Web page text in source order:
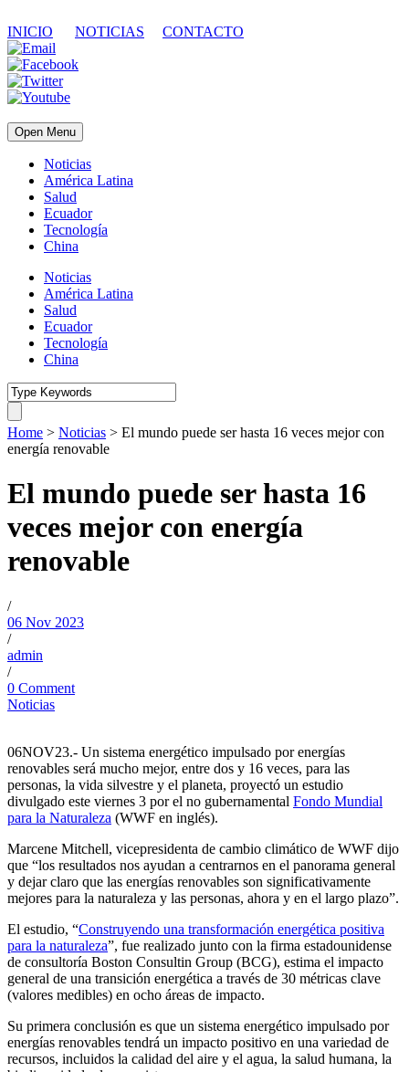
INICIO NOTICIAS CONTACTO
Open Menu
Noticias
América Latina
Salud
Ecuador
Tecnología
China
Noticias
América Latina
Salud
Ecuador
Tecnología
China
Home > Noticias > El mundo puede ser hasta 16 veces mejor con
energía renovable
El mundo puede ser hasta 16
veces mejor con energía
renovable
/
06 Nov 2023
/
admin
/
0 Comment
Noticias
06NOV23.- Un sistema energético impulsado por energías
renovables será mucho mejor, entre dos y 16 veces, para las
personas, la vida silvestre y el planeta, proyectó un estudio
divulgado este viernes 3 por el no gubernamental Fondo Mundial
para la Naturaleza (WWF en inglés).
Marcene Mitchell, vicepresidenta de cambio climático de WWF dijo
que “los resultados nos ayudan a centrarnos en el panorama general
y dejar claro que las energías renovables son significativamente
mejores para la naturaleza y las personas, ahora y en el largo plazo”.
El estudio, “Construyendo una transformación energética positiva
para la naturaleza”, fue realizado junto con la firma estadounidense
de consultoría Boston Consultin Group (BCG), estima el impacto
general de una transición energética a través de 30 métricas clave
(valores medibles) en ocho áreas de impacto.
Su primera conclusión es que un sistema energético impulsado por
energías renovables tendrá un impacto positivo en una variedad de
recursos, incluidos la calidad del aire y el agua, la salud humana, la